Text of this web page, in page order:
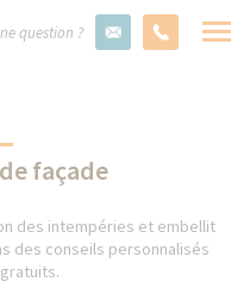
question ?
façade
des intempéries et embellit
des conseils personnalisés